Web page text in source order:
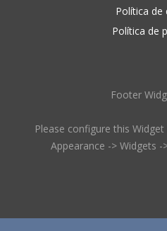
Política de
Política de
Footer
Please configure this
Appearance -> Widgets